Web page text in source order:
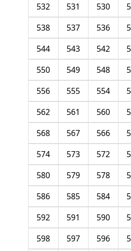
530
531
532
536
537
538
542
543
544
548
549
550
554
555
556
560
561
562
566
567
568
572
573
574
578
579
580
584
585
586
590
591
592
596
597
598